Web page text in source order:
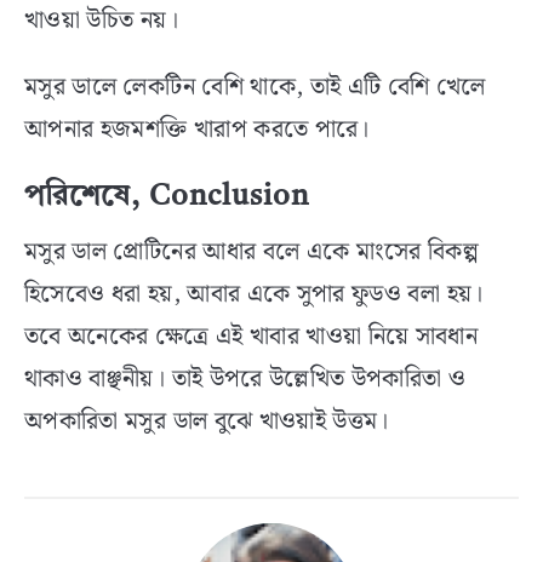
খাওয়া উচিত নয়।
মসুর ডালে লেকটিন বেশি থাকে, তাই এটি বেশি খেলে
আপনার হজমশক্তি খারাপ করতে পারে।
পরিশেষে, Conclusion
মসুর ডাল প্রোটিনের আধার বলে একে মাংসের বিকল্প
হিসেবেও ধরা হয়, আবার একে সুপার ফুডও বলা হয়।
তবে অনেকের ক্ষেত্রে এই খাবার খাওয়া নিয়ে সাবধান
থাকাও বাঞ্ছনীয়। তাই উপরে উল্লেখিত উপকারিতা ও
অপকারিতা মসুর ডাল বুঝে খাওয়াই উত্তম।